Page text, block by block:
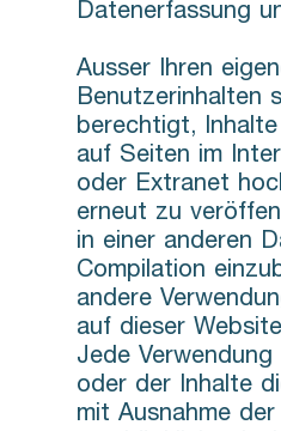
Datenerfassung
Ausser Ihren
Benutzerinhalten
berechtigt,
auf Seiten im
oder Extranet
erneut zu
in einer anderen
Compilation
andere
auf dieser
Jede
oder der Inhalte
mit Ausnahme der